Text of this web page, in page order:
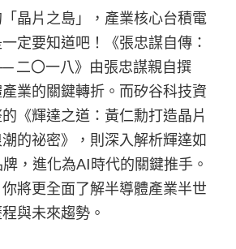
晶片之島」，產業核心台積電
定要知道吧！《張忠謀自傳：
二〇一八》由張忠謀親自撰
業的關鍵轉折。而矽谷科技資
《輝達之道：黃仁勳打造晶片
的祕密》，則深入解析輝達如
，進化為AI時代的關鍵推手。
將更全面了解半導體產業半世
與未來趨勢。